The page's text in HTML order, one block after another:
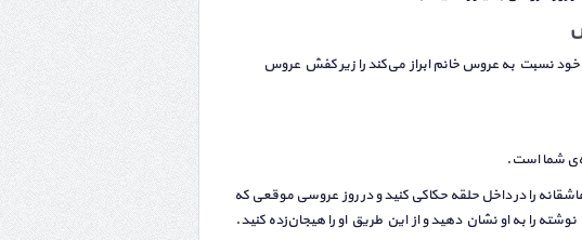
خود نسبت به عروس خانم ابراز می‌کند را زیر کفش عروس
شما است.
را در داخل حلقه حکاکی کنید و در روز عروسی موقعی که
را به او نشان دهید و از این طریق او را هیجان‌زده کنید.